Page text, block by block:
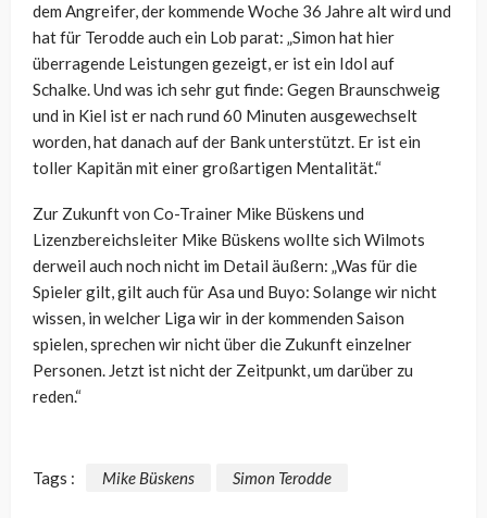
dem Angreifer, der kommende Woche 36 Jahre alt wird und
hat für Terodde auch ein Lob parat: „Simon hat hier
überragende Leistungen gezeigt, er ist ein Idol auf
Schalke. Und was ich sehr gut finde: Gegen Braunschweig
und in Kiel ist er nach rund 60 Minuten ausgewechselt
worden, hat danach auf der Bank unterstützt. Er ist ein
toller Kapitän mit einer großartigen Mentalität.“
Zur Zukunft von Co-Trainer Mike Büskens und
Lizenzbereichsleiter Mike Büskens wollte sich Wilmots
derweil auch noch nicht im Detail äußern: „Was für die
Spieler gilt, gilt auch für Asa und Buyo: Solange wir nicht
wissen, in welcher Liga wir in der kommenden Saison
spielen, sprechen wir nicht über die Zukunft einzelner
Personen. Jetzt ist nicht der Zeitpunkt, um darüber zu
reden.“
Tags : Mike Büskens Simon Terodde